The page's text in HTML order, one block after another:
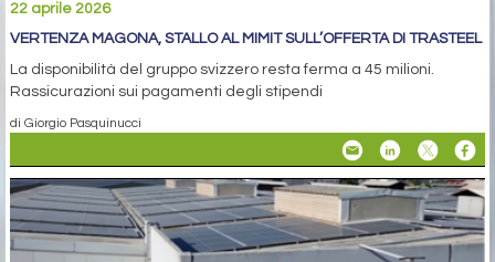
22 aprile 2026
VERTENZA MAGONA, STALLO AL MIMIT SULL’OFFERTA DI TRASTEEL
La disponibilità del gruppo svizzero resta ferma a 45 milioni.
Rassicurazioni sui pagamenti degli stipendi
di Giorgio Pasquinucci